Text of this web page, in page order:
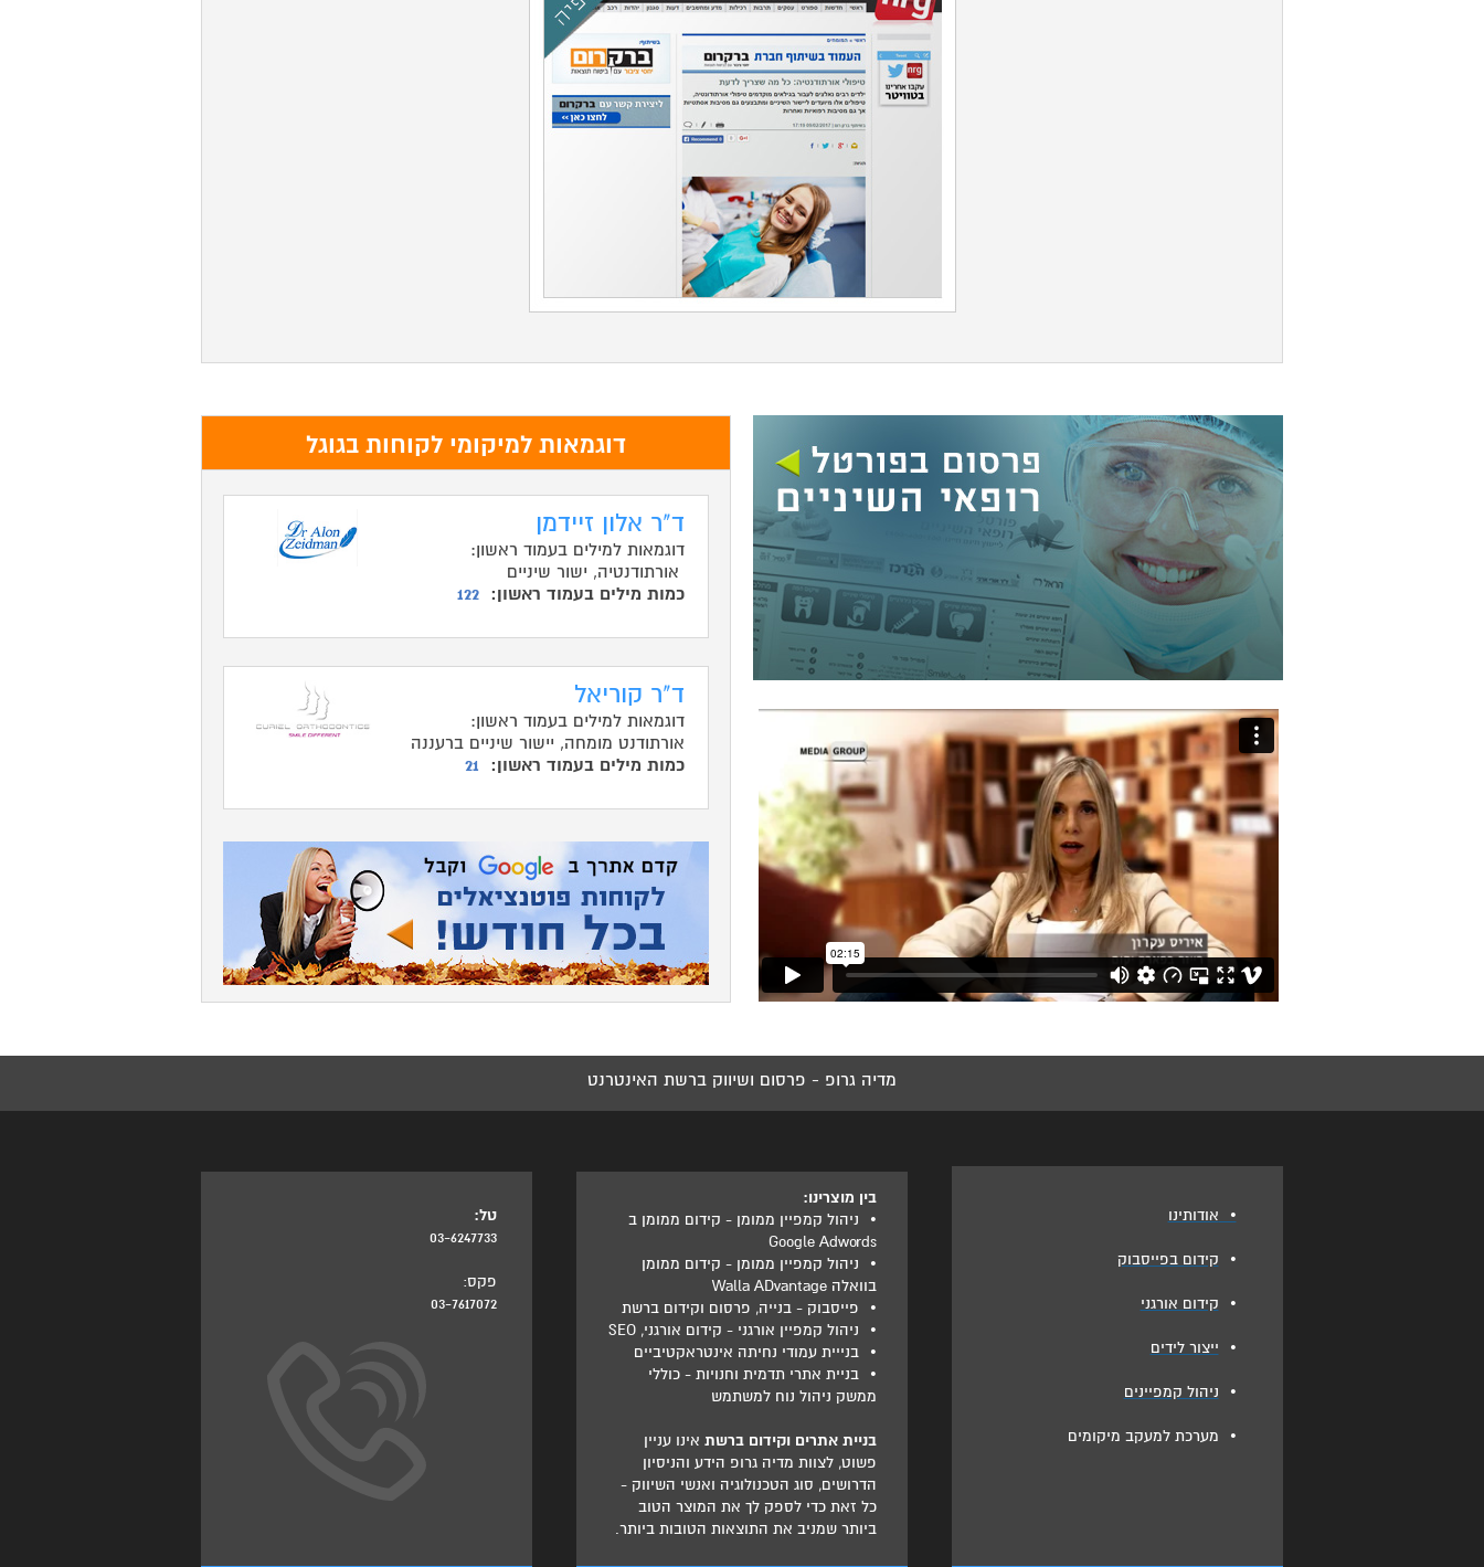
ד"ר קוריאל
דוגמאות למילים בעמוד ראשון:
אורתודנט מומחה, יישור שיניים ברעננה
כמות מילים בעמוד ראשון: 21
ד"ר אלון זיידמן
דוגמאות למילים בעמוד ראשון:
אורתודנטיה, ישור שיניים
כמות מילים בעמוד ראשון: 122
דוגמאות למיקומי לקוחות בגוגל
מדיה גרופ - פרסום ושיווק ברשת האינטרנט
בין מוצרינו:
•
ניהול קמפיין ממומן - קידום ממומן ב
Google Adwords
•
ניהול קמפיין ממומן - קידום ממומן
בוואלה Walla ADvantage
• פייסבוק - בנייה, פרסום וקידום ברשת
• ניהול קמפיין אורגני - קידום אורגני, SEO
• בנייית עמודי נחיתה אינטראקטיביים
• בניית אתרי תדמית וחנויות - כוללי
ממשק ניהול נוח למשתמש
בניית אתרים וקידום ברשתאינו עניין
פשוט, לצוות מדיה גרופ הידע והניסיון
הדרושים, סוג הטכנולוגיה ואנשי השיווק -
כל זאת כדי לספק לך את המוצר הטוב
ביותר שמניב את התוצאות הטובות ביותר.
• אודותינו
• קידום בפייסבוק
• קידום אורגני
• ייצור לידים
• ניהול קמפיינים
• מערכת למעקב מיקומים
טל:
03-6247733
פקס:
03-7617072